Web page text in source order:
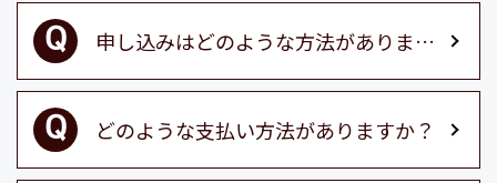
申し込みはどのような方法がありますか？
どのような支払い方法がありますか？